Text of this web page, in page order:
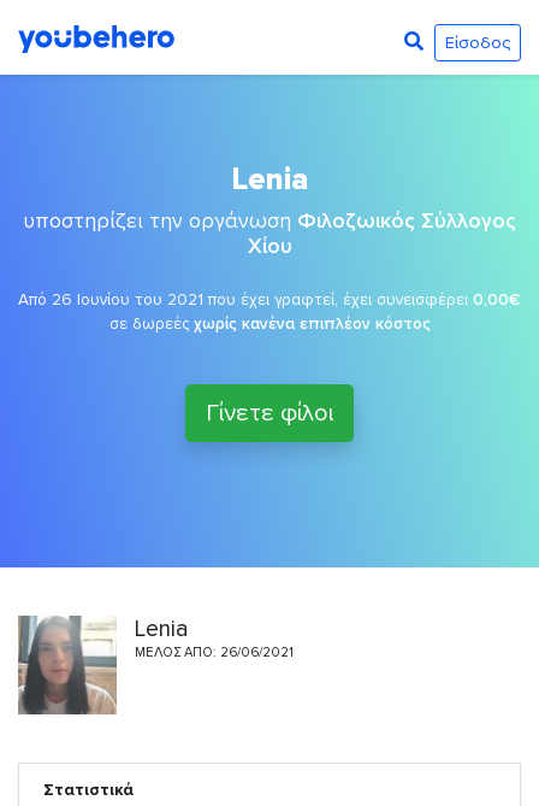
Είσοδος
Lenia
υποστηρίζει την οργάνωση Φιλοζωικός Σύλλογος
Χίου
Από 26 Ιουνίου του 2021 που έχει γραφτεί, έχει συνεισφέρει 0,00€
σε δωρεές χωρίς κανένα επιπλέον κόστος
Γίνετε φίλοι
Lenia
ΜΈΛΟΣ ΑΠΌ: 26/06/2021
Στατιστικά